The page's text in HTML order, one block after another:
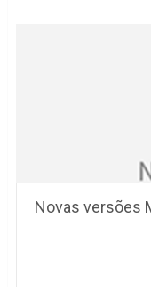
Novas versões